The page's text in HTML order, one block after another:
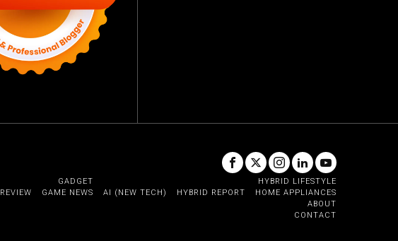
GADGET
REVIEW
GAME NEWS AI (NEW TECH) HYBRID REPORT
HYBRID LIFESTYLE
HOME APPLIANCES
ABOUT
CONTACT